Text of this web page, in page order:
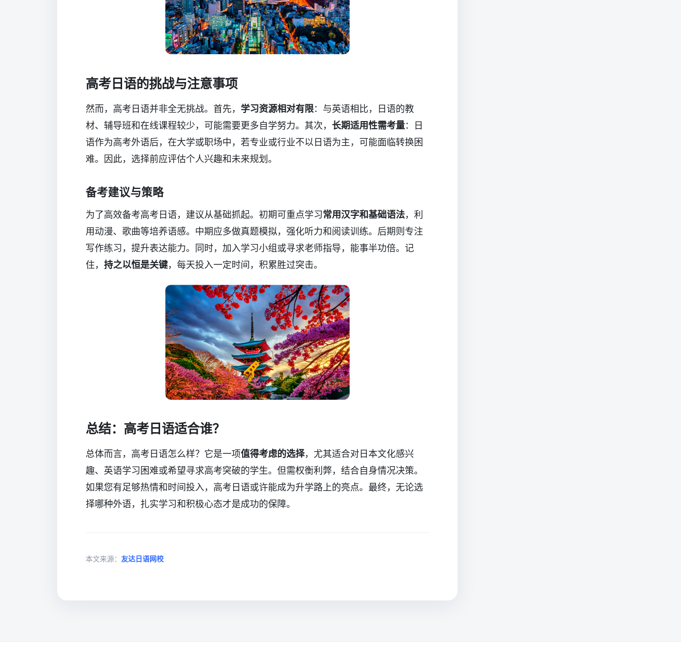
高考日语的挑战与注意事项
然而，高考日语并非全无挑战。首先， 学习资源相对有限：与英语相比，日语的教
材、辅导班和在线课程较少，可能需要更多自学努力。其次， 长期适用性需考量：日
语作为高考外语后，在大学或职场中，若专业或行业不以日语为主，可能面临转换困
难。因此，选择前应评估个人兴趣和未来规划。
备考建议与策略
为了高效备考高考日语，建议从基础抓起。初期可重点学习常用汉字和基础语法，利
用动漫、歌曲等培养语感。中期应多做真题模拟，强化听力和阅读训练。后期则专注
写作练习，提升表达能力。同时，加入学习小组或寻求老师指导，能事半功倍。记
住， 持之以恒是关键，每天投入一定时间，积累胜过突击。
总结：高考日语适合谁？
总体而言，高考日语怎么样？它是一项值得考虑的选择，尤其适合对日本文化感兴
趣、英语学习困难或希望寻求高考突破的学生。但需权衡利弊，结合自身情况决策。
如果您有足够热情和时间投入，高考日语或许能成为升学路上的亮点。最终，无论选
择哪种外语，扎实学习和积极心态才是成功的保障。
本文来源： 友达日语网校